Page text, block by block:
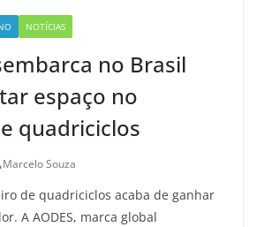
NOTÍCIAS
no Brasil
espaço no
quadriciclos
Marcelo Souza
de quadriciclos acaba de ganhar
A AODES, marca global